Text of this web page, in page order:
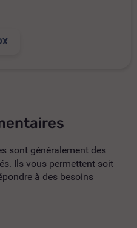
sont généralement des
Ils vous permettent soit
à des besoins